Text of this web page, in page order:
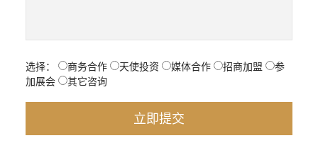
选择： 商务合作 天使投资 媒体合作 招商加盟
参
加展会
其它咨询